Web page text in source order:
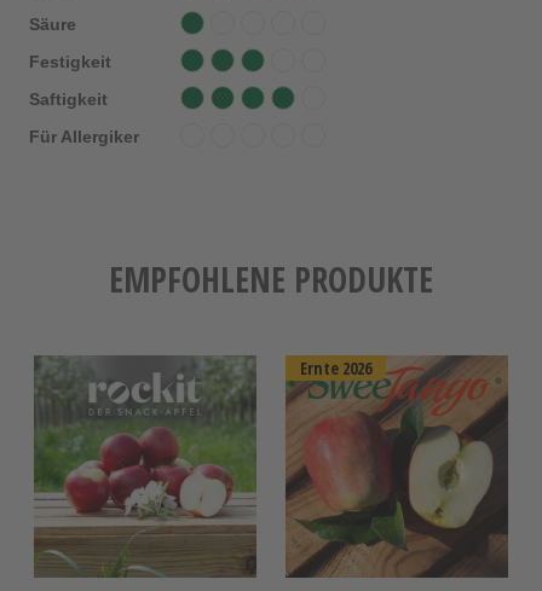
Säure
Festigkeit
Saftigkeit
Für Allergiker
EMPFOHLENE PRODUKTE
Ernte 2026